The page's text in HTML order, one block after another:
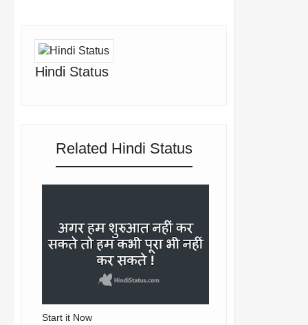
Hindi Status
Related Hindi Status
Start it Now